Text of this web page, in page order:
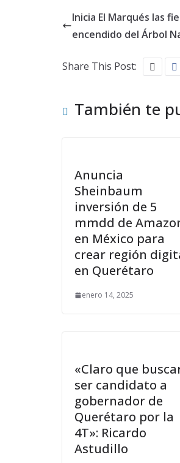
Inicia El Marqués las
encendido del Árbol
Share This Post:
También te
Anuncia
Sheinbaum
inversión de 5
mmdd de
en México para
crear región
en Querétaro
enero 14, 2025
«Claro que
ser candidato a
gobernador de
Querétaro por la
4T»: Ricardo
Astudillo